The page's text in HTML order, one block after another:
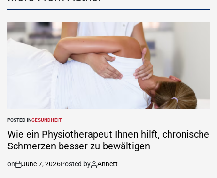
POSTED INGESUNDHEIT
Wie ein Physiotherapeut Ihnen hilft, chronische
Schmerzen besser zu bewältigen
on June 7, 2026Posted by Annett